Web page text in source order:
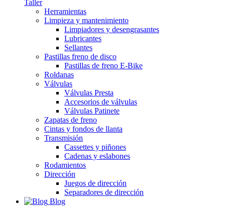
Taller
Herramientas
Limpieza y mantenimiento
Limpiadores y desengrasantes
Lubricantes
Sellantes
Pastillas freno de disco
Pastillas de freno E-Bike
Roldanas
Válvulas
Válvulas Presta
Accesorios de válvulas
Válvulas Patinete
Zapatas de freno
Cintas y fondos de llanta
Transmisión
Cassettes y piñones
Cadenas y eslabones
Rodamientos
Dirección
Juegos de dirección
Separadores de dirección
Blog